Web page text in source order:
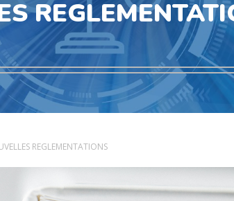
REGLEMENTATIONS